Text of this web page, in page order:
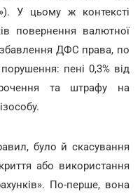
У цьому ж контексті
повернення валютної
ДФС права, по
порушення: пені 0,3% від
та штрафу на
було й скасування
або використання
По-перше, вона